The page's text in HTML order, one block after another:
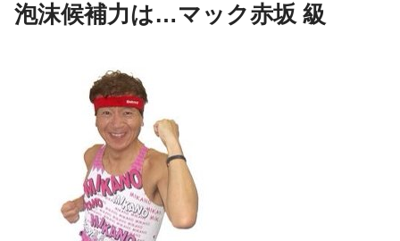
泡沫候補力は…マック赤坂 級